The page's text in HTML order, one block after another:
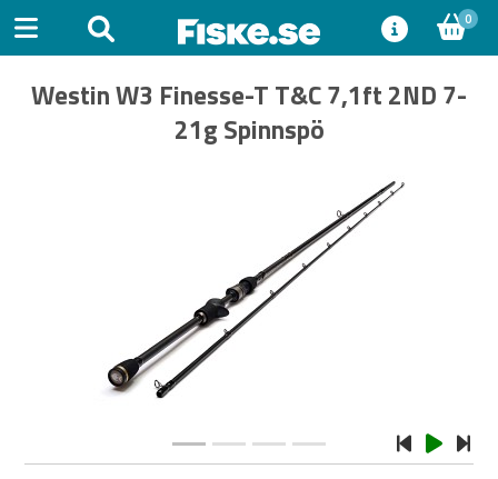
0
Westin W3 Finesse-T T&C 7,1ft 2ND 7-
21g Spinnspö